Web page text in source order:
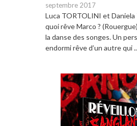
septembre 2017
Luca TORTOLINI et Daniela
quoi rêve Marco ?
la danse des songes. Un
endormi rêve d’un autre qui